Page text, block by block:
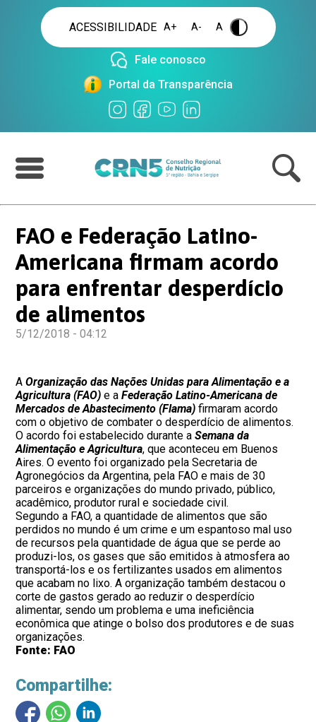
ACESSIBILIDADE A+ A- A .
Fale conosco
Portal da Transparência
FAO e Federação Latino-
Americana firmam acordo
para enfrentar desperdício
de alimentos
5/12/2018 - 04:12
AOrganização das Nações Unidas para Alimentação e a
Agricultura (FAO) e aFederação Latino-Americana de
Mercados de Abastecimento (Flama) firmaram acordo
com o objetivo de combater o desperdício de alimentos.
O acordo foi estabelecido durante aSemana da
Alimentação e Agricultura, que aconteceu em Buenos
Aires. O evento foi organizado pela Secretaria de
Agronegócios da Argentina, pela FAO e mais de 30
parceiros e organizações do mundo privado, público,
acadêmico, produtor rural e sociedade civil.
Segundo a FAO, a quantidade de alimentos que são
perdidos no mundo é um crime e um espantoso mal uso
de recursos pela quantidade de água que se perde ao
produzi-los, os gases que são emitidos à atmosfera ao
transportá-los e os fertilizantes usados em alimentos
que acabam no lixo. A organização também destacou o
corte de gastos gerado ao reduzir o desperdício
alimentar, sendo um problema e uma ineficiência
econômica que atinge o bolso dos produtores e de suas
organizações.
Fonte: FAO
Compartilhe: